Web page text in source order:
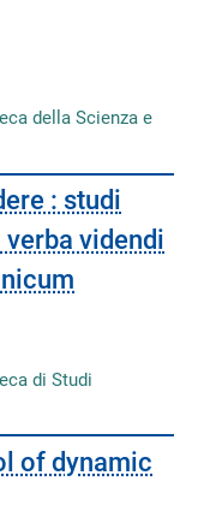
della Scienza e
: studi
videndi
di Studi
of dynamic